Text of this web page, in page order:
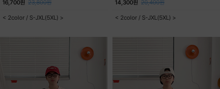
16,700원 23,800원
< 2color / S-JXL(5XL) >
14,300원 20,400원
< 2color / S-JXL(5XL) >